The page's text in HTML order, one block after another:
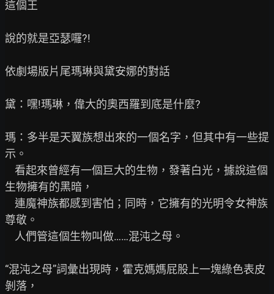
這個王
說的就是亞瑟囉?!
依劇場版片尾瑪琳與黛安娜的對話
黛：嘿!瑪琳，偉大的奧西羅到底是什麼?
瑪：多半是天翼族想出來的一個名字，但其中有一些提
示。
生物擁有的黑暗，
尊敬。
“混沌之母”詞彙出現時，霍克媽媽屁股上一塊綠色表皮
剝落，